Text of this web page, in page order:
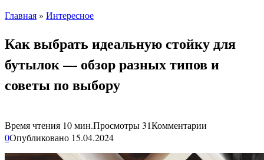
Главная» Интересное
Как выбрать идеальную стойку для
бутылок — обзор разных типов и
советы по выбору
Время чтения 10 мин.Просмотры31Комментарии
0Опубликовано 15.04.2024